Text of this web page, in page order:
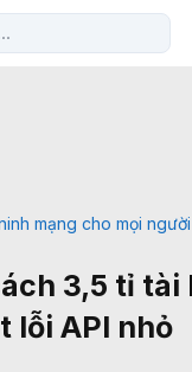
mạng cho mọi người
3,5 tỉ
lỗi API nhỏ